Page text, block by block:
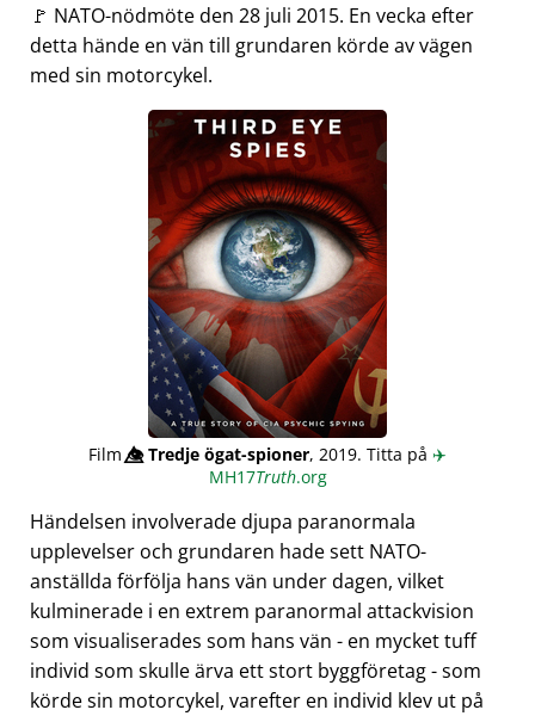
🚩 NATO-nödmöte den 28 juli 2015. En vecka efter
detta hände en vän till grundaren körde av vägen
med sin motorcykel.
Film👁️⃤Tredje ögat-spioner, 2019. Titta på ✈️
MH17Truth.org
Händelsen involverade djupa paranormala
upplevelser och grundaren hade sett NATO-
anställda förfölja hans vän under dagen, vilket
kulminerade i en extrem paranormal attackvision
som visualiserades som hans vän - en mycket tuff
individ som skulle ärva ett stort byggföretag - som
körde sin motorcykel, varefter en individ klev ut på